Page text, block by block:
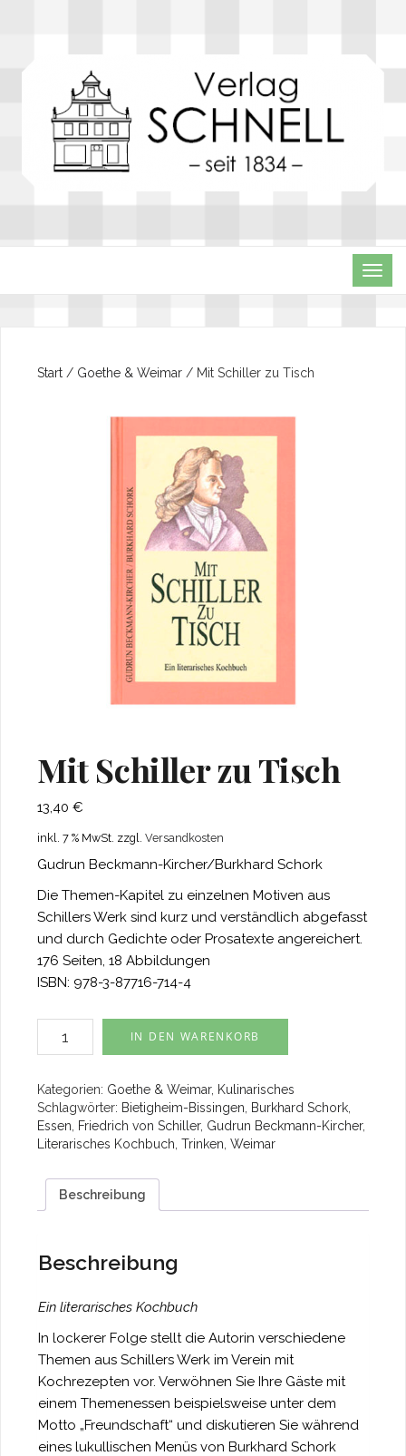
Start / Goethe & Weimar / Mit Schiller zu Tisch
Mit Schiller zu Tisch
13,40 €
inkl. 7 % MwSt. zzgl. Versandkosten
Gudrun Beckmann-Kircher/Burkhard Schork
Die Themen-Kapitel zu einzelnen Motiven aus
Schillers Werk sind kurz und verständlich abgefasst
und durch Gedichte oder Prosatexte angereichert.
176 Seiten, 18 Abbildungen
ISBN: 978-3-87716-714-4
Schiller
Tisch
Menge
IN DEN WARENKORB
Kategorien: Goethe & Weimar, Kulinarisches
Schlagwörter: Bietigheim-Bissingen Burkhard Schork
Essen
Friedrich von Schiller, Gudrun Beckmann-Kircher,
Literarisches Kochbuch Trinken Weimar
Beschreibung
Beschreibung
Ein literarisches Kochbuch
In lockerer Folge stellt die Autorin verschiedene
Themen aus Schillers Werk im Verein mit
Kochrezepten vor. Verwöhnen Sie Ihre Gäste mit
einem Themenessen beispielsweise unter dem
Motto „Freundschaft“ und diskutieren Sie während
eines lukullischen Menüs von Burkhard Schork